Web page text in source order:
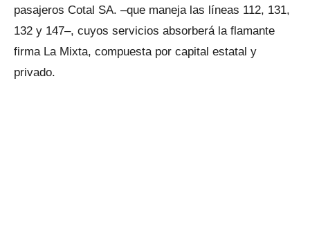
pasajeros Cotal SA. –que maneja las líneas 112, 131,
132 y 147–, cuyos servicios absorberá la flamante
firma La Mixta, compuesta por capital estatal y
privado.